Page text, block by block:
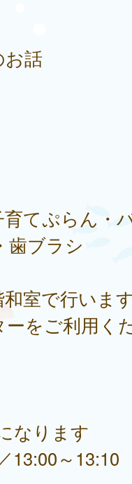
話
てぷらん・
歯ブラシ
和室で行いま
をご利用く
なります
13:00～13:10